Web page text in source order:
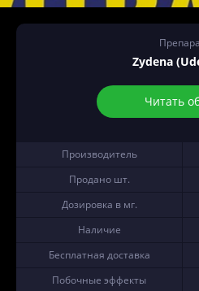
Zydena
Читать
Производитель
Продано шт.
Дозировка в мг.
Наличие
Бесплатная доставка
Побочные эффекты